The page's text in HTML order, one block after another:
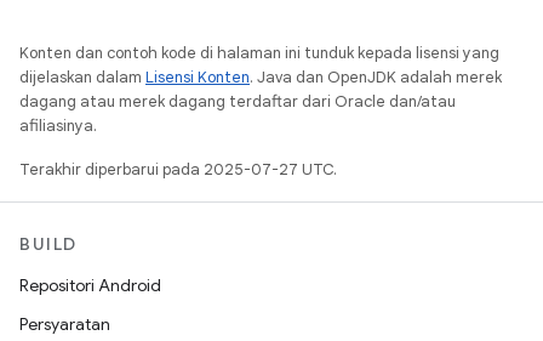
Konten dan contoh kode di halaman ini tunduk kepada lisensi yang
dijelaskan dalam Lisensi Konten. Java dan OpenJDK adalah merek
dagang atau merek dagang terdaftar dari Oracle dan/atau
afiliasinya.
Terakhir diperbarui pada 2025-07-27 UTC.
BUILD
Repositori Android
Persyaratan